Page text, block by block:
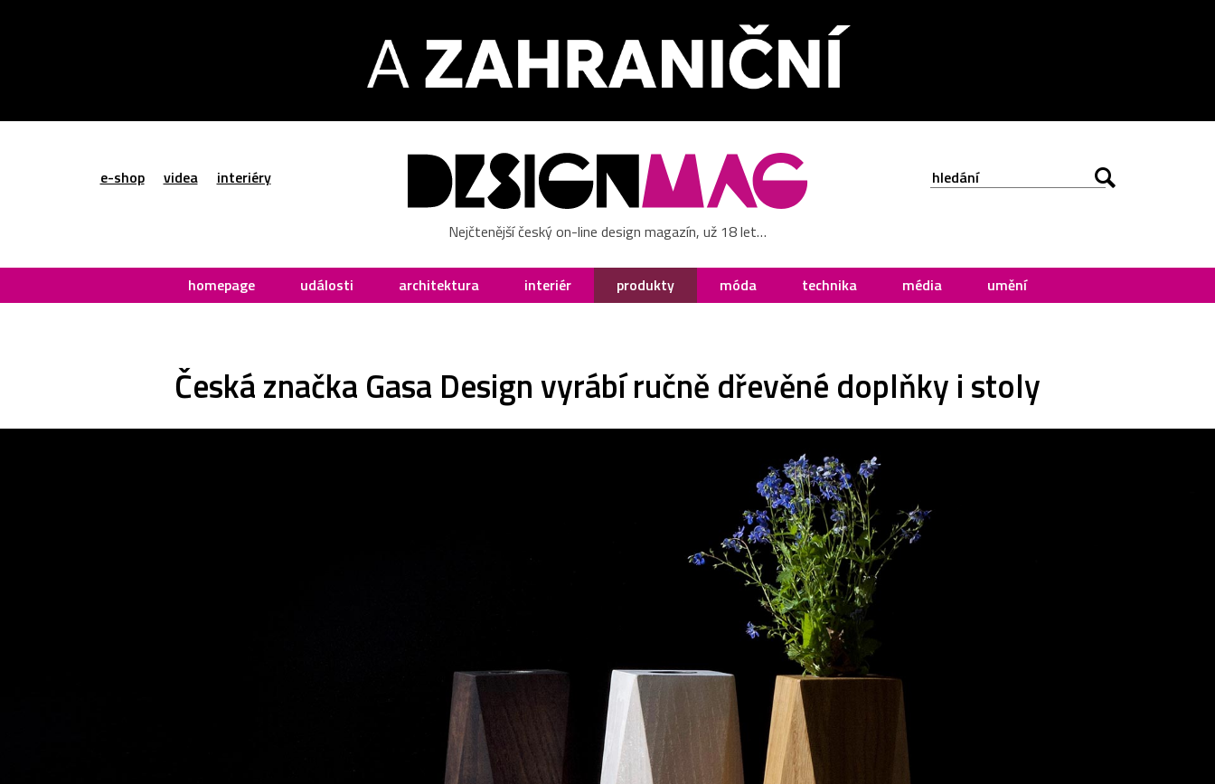
e-shop videa interiéry
Nejčtenější český on-line design magazín, už 18 let…
homepage události architektura interiér produkty móda technika média umění
Česká značka Gasa Design vyrábí ručně dřevěné doplňky i stoly